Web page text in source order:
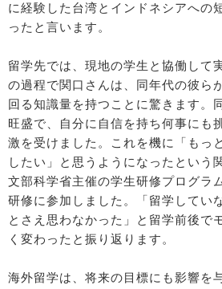
に経験した台湾とインドネシアへの
ったと言います。
留学先では、現地の学生と協働して
の過程で関口さんは、同年代の彼ら
回る知識量を持つことに驚きます。
旺盛で、自分に自信を持ち何事にも
激を受けました。これを機に「もっ
したい」と思うようになったという
文部科学省主催の学生研修プログラ
研修に参加しました。「留学してい
とさえ思わなかった」と留学前後で
く変わったと振り返ります。
海外留学は、将来の目標にも影響を